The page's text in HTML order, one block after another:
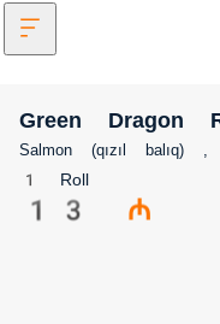
Green Dragon
Salmon (qızıl balıq) ,
1 Roll
13 ₼